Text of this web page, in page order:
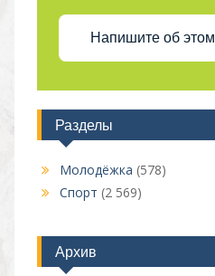
Напишите об этом
Разделы
Молодёжка (578)
Спорт (2 569)
Архив